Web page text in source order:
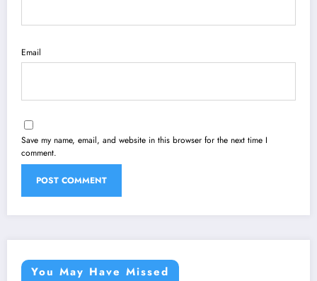
Email
Save my name, email, and website in this browser for the next time I
comment.
You May Have Missed